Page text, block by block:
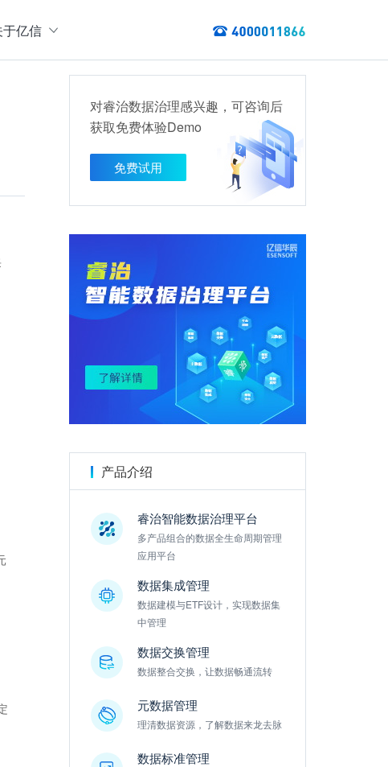
据来龙去脉
数据资产管理
提供各类数据应用服务，实现资产价
底，以资产编目盘点数据资产，提供数据服务
能方案
据ETL建模、数据实时存储、数据分析展现等应用场景于一体
中心建设方案
集成、数据交换、数据共享等方面，为企业用户提供云原生仓湖一
于亿信
对睿治数据治理感兴趣，可咨询后
获取免费体验Demo
免费试用
产品介绍
睿治智能数据治理平台
多产品组合的数据全生命周期管理
应用平台
数据集成管理
数据建模与ETF设计，实现数据集
中管理
数据交换管理
数据整合交换，让数据畅通流转
元数据管理
理清数据资源，了解数据来龙去脉
数据标准管理